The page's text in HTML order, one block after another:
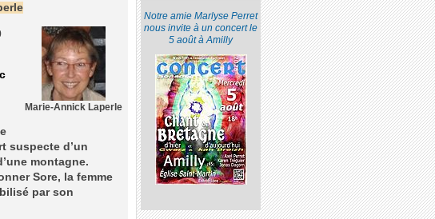
Marie-Annick Laperle
suspecte d’un
montagne.
Sore, la femme
par son
Notre amie Marlyse Perret
nous invite à un concert le
5 août à Amilly